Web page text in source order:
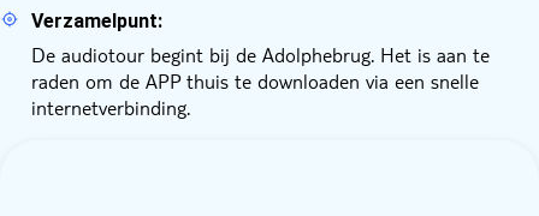
Verzamelpunt:
De audiotour begint bij de Adolphebrug. Het is aan te
raden om de APP thuis te downloaden via een snelle
internetverbinding.